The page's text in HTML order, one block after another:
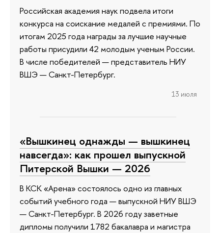
Российская академия наук подвела итоги
конкурса на соискание медалей с премиями. По
итогам 2025 года награды за лучшие научные
работы присудили 42 молодым ученым России.
В числе победителей — представитель НИУ
ВШЭ — Санкт-Петербург.
13 июля
«Вышкинец однажды — вышкинец
навсегда»: как прошел выпускной
Питерской Вышки — 2026
В КСК «Арена» состоялось одно из главных
событий учебного года — выпускной НИУ ВШЭ
— Санкт-Петербург. В 2026 году заветные
дипломы получили 1782 бакалавра и магистра